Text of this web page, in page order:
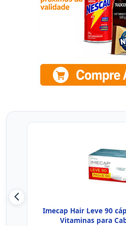
Imecap Hair Leve 90
Vitaminas para